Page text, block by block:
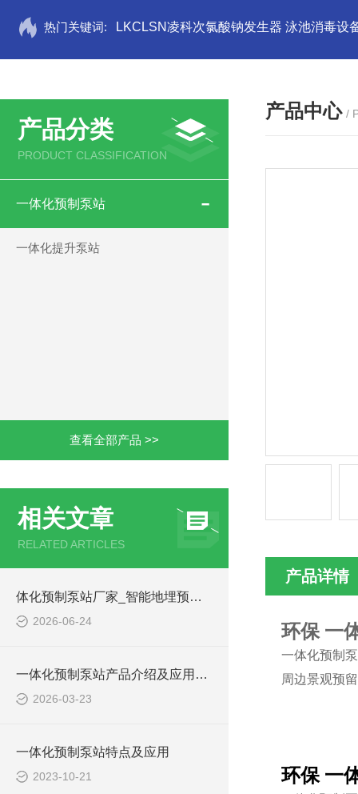
热门关键词: LKCLSN凌科次氯酸钠发生器 泳池消毒设
产品分类
PRODUCT CLASSIFICATION
一体化预制泵站
一体化提升泵站
查看全部产品 >>
相关文章
RELATED ARTICLES
体化预制泵站厂家_智能地埋预制泵站-凌科环保
2026-06-24
一体化预制泵站产品介绍及应用范围
2026-03-23
一体化预制泵站特点及应用
2023-10-21
产品中心 /
产品详情
环保 一
一体化预制
周边景观预
环保 一